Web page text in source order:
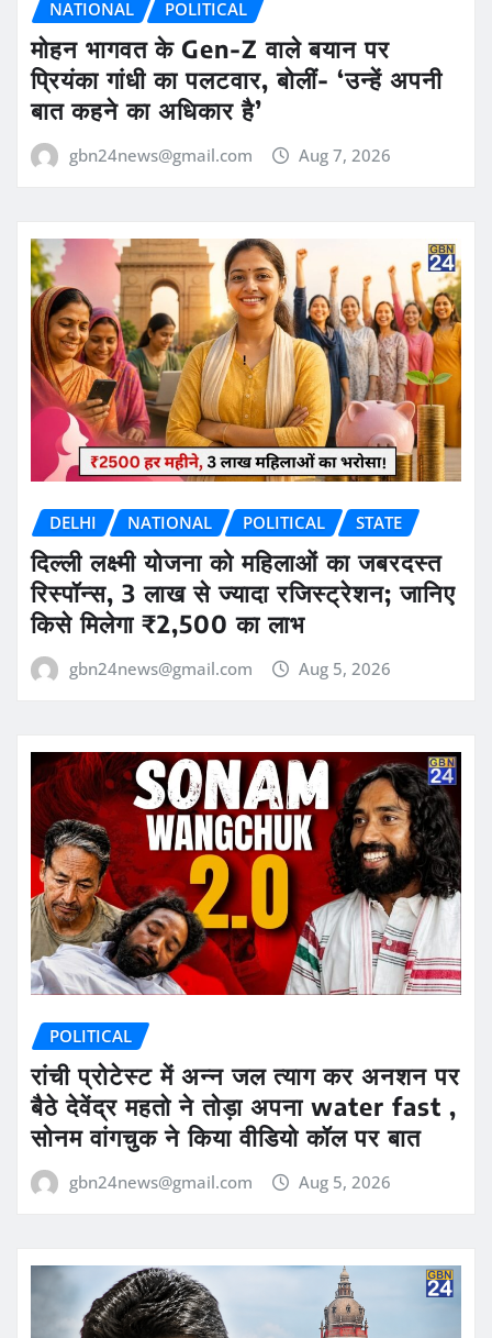
NATIONAL POLITICAL
मोहन भागवत के Gen-Z वाले बयान पर
प्रियंका गांधी का पलटवार, बोलीं- ‘उन्हें अपनी
बात कहने का अधिकार है’
gbn24news@gmail.com Aug 7, 2026
DELHI NATIONAL POLITICAL STATE
दिल्ली लक्ष्मी योजना को महिलाओं का जबरदस्त
रिस्पॉन्स, 3 लाख से ज्यादा रजिस्ट्रेशन; जानिए
किसे मिलेगा ₹2,500 का लाभ
gbn24news@gmail.com Aug 5, 2026
POLITICAL
रांची प्रोटेस्ट में अन्न जल त्याग कर अनशन पर
बैठे देवेंद्र महतो ने तोड़ा अपना water fast ,
सोनम वांगचुक ने किया वीडियो कॉल पर बात
gbn24news@gmail.com Aug 5, 2026